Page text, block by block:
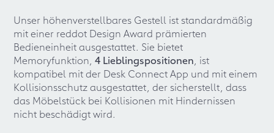
Unser höhenverstellbares Gestell ist standardmäßig
mit einer reddot Design Award prämierten
Bedieneinheit ausgestattet. Sie bietet
Memoryfunktion,4 Lieblingspositionen , ist
kompatibel mit der Desk Connect App und mit einem
Kollisionsschutz ausgestattet, der sicherstellt, dass
das Möbelstück bei Kollisionen mit Hindernissen
nicht beschädigt wird.